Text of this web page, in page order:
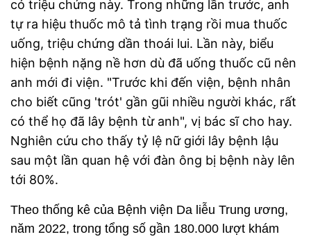
có triệu chứng này. Trong những lần trước, anh
tự ra hiệu thuốc mô tả tình trạng rồi mua thuốc
uống, triệu chứng dần thoái lui. Lần này, biểu
hiện bệnh nặng nề hơn dù đã uống thuốc cũ nên
anh mới đi viện. "Trước khi đến viện, bệnh nhân
cho biết cũng 'trót' gần gũi nhiều người khác, rất
có thể họ đã lây bệnh từ anh", vị bác sĩ cho hay.
Nghiên cứu cho thấy tỷ lệ nữ giới lây bệnh lậu
sau một lần quan hệ với đàn ông bị bệnh này lên
tới 80%.
Theo thống kê của Bệnh viện Da liễu Trung ương,
năm 2022, trong tổng số gần 180.000 lượt khám